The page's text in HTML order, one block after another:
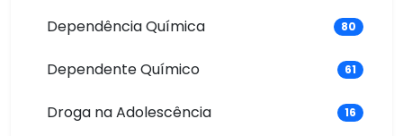
Dependência Química 80
Dependente Químico 61
Droga na Adolescência 16